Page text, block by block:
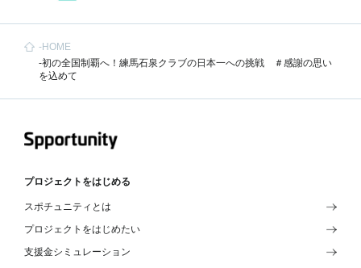
HOME
初の全国制覇へ！練馬石泉クラブの日本一への挑戦 ＃感謝の思い
を込めて
プロジェクトをはじめる
スポチュニティとは
プロジェクトをはじめたい
支援金シミュレーション